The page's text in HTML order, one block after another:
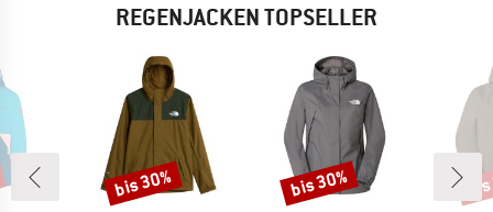
REGENJACKEN TOPSELLER
Rabatt
bis 30% Rabatt
bis 30%